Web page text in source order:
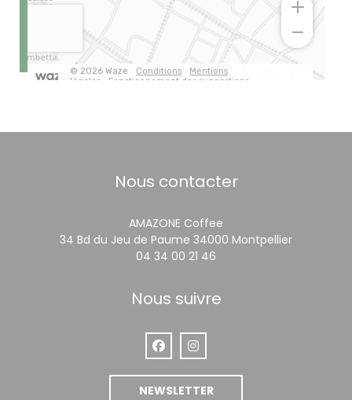
Nous contacter
AMAZONE Coffee
34 Bd du Jeu de Paume 34000 Montpellier((ouvre
04 34 00 21 46
Nous suivre
Facebook ((ouvre une nouvelle
Instagram ((ouvre une
NEWSLETTER